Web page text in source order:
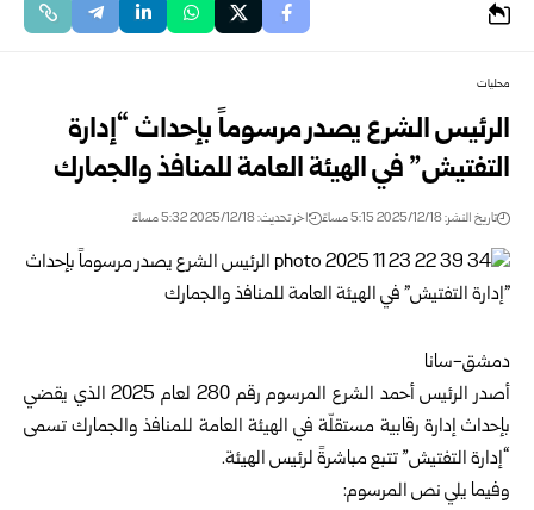
محليات
الرئيس الشرع يصدر مرسوماً بإحداث “إدارة
التفتيش” في الهيئة العامة للمنافذ والجمارك
تاريخ النشر: 2025/12/18 5:15 مساءً اخر تحديث: 2025/12/18 5:32 مساءً
دمشق-سانا
أصدرالرئيس أحمد الشرع
المرسوم رقم 280 لعام 2025 الذي يقضي
بإحداث إدارة رقابية مستقلّة في الهيئة العامة للمنافذ والجمارك تسمى
“إدارة التفتيش” تتبع مباشرةً لرئيس الهيئة.
وفيما يلي نص المرسوم: